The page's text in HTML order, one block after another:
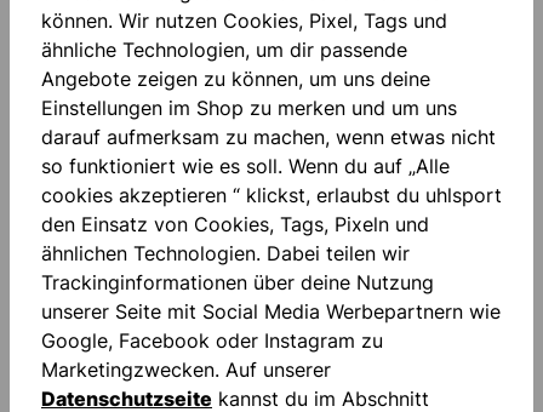
Beschreibung
Sublimationsdruck Gedrucktes Logo gepolsterter
Ellbogenbereich Gedruckter Schriftzug "FOR THE
PLANET"Mehr
Bewertungen
können. Wir nutzen Cookies, Pixel, Tags und
ähnliche Technologien, um dir passende
Angebote zeigen zu können, um uns deine
Einstellungen im Shop zu merken und um uns
darauf aufmerksam zu machen, wenn etwas nicht
so funktioniert wie es soll. Wenn du auf „Alle
cookies akzeptieren “ klickst, erlaubst du uhlsport
den Einsatz von Cookies, Tags, Pixeln und
ähnlichen Technologien. Dabei teilen wir
Trackinginformationen über deine Nutzung
unserer Seite mit Social Media Werbepartnern wie
Google, Facebook oder Instagram zu
Marketingzwecken. Auf unserer
Datenschutzseite kannst du im Abschnitt